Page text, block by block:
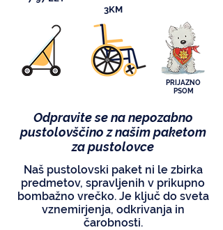
3KM
PRIJAZNO
PSOM
Odpravite se na nepozabno
pustolovščino z našim paketom
za pustolovce
Naš pustolovski paket ni le zbirka
predmetov, spravljenih v prikupno
bombažno vrečko. Je ključ do sveta
vznemirjenja, odkrivanja in
čarobnosti.